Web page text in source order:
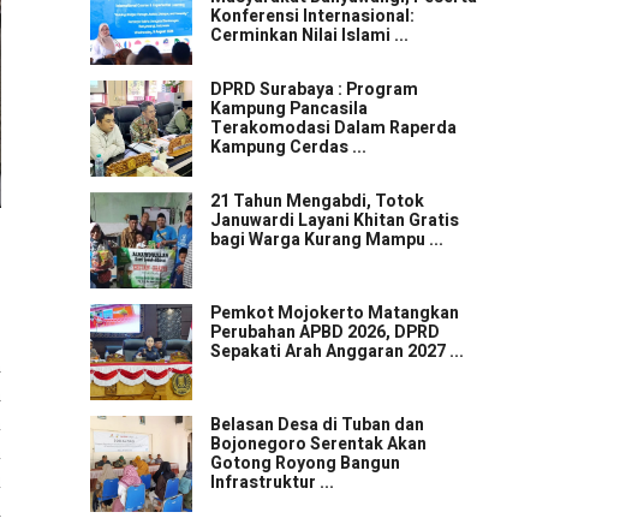
Konferensi Internasional:
Cerminkan Nilai Islami ...
DPRD Surabaya : Program
Kampung Pancasila
Terakomodasi Dalam Raperda
Kampung Cerdas ...
21 Tahun Mengabdi, Totok
Januwardi Layani Khitan Gratis
bagi Warga Kurang Mampu ...
Pemkot Mojokerto Matangkan
Perubahan APBD 2026, DPRD
Sepakati Arah Anggaran 2027 ...
Belasan Desa di Tuban dan
Bojonegoro Serentak Akan
Gotong Royong Bangun
Infrastruktur ...